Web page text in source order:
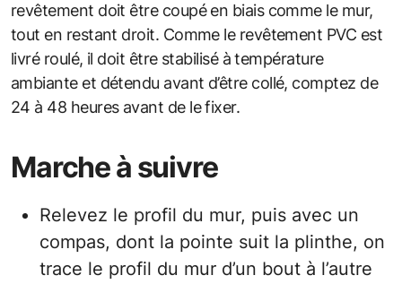
revêtement doit être coupé en biais comme le mur,
tout en restant droit. Comme le revêtement PVC est
livré roulé, il doit être stabilisé à température
ambiante et détendu avant d’être collé, comptez de
24 à 48 heures avant de le fixer.
Marche à suivre
Relevez le profil du mur, puis avec un
compas, dont la pointe suit la plinthe, on
trace le profil du mur d’un bout à l’autre